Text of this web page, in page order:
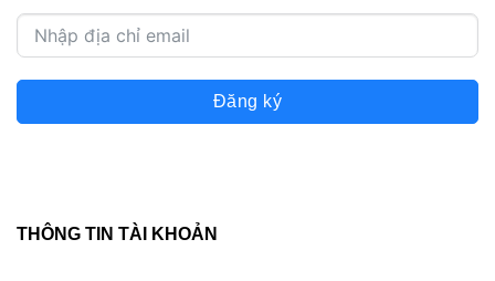
Đăng ký
THÔNG TIN TÀI KHOẢN